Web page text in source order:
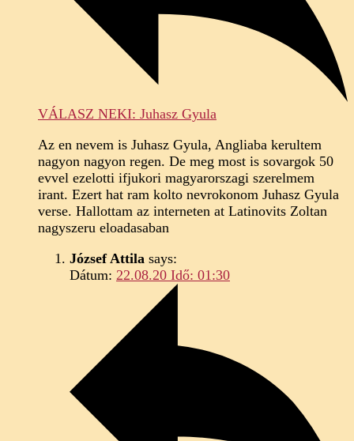
VÁLASZ NEKI: Juhasz Gyula
Az en nevem is Juhasz Gyula, Angliaba kerultem
nagyon nagyon regen. De meg most is sovargok 50
evvel ezelotti ifjukori magyarorszagi szerelmem
irant. Ezert hat ram kolto nevrokonom Juhasz Gyula
verse. Hallottam az interneten at Latinovits Zoltan
nagyszeru eloadasaban
József Attila says:
Dátum: 22.08.20 Idő: 01:30